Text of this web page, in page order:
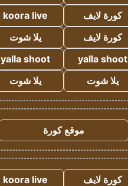
كورة لايف
koora live
كورة لايف
يلا شوت
yalla shoot
yalla shoot
يلا شوت
يلا شوت
موقع كورة
كورة لايف
koora live